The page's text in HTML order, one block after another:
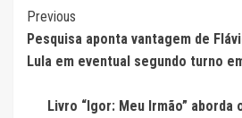
Continue
Reading
Previous
Pesquisa aponta vantagem de
Lula em eventual segundo turno
Livro “Igor: Meu Irmão”